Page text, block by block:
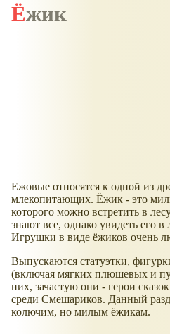
Ёжик
Ежовые относятся к одной из
млекопитающих. Ёжик - это
которого можно встретить в
знают все, однако увидеть его в
Игрушки в виде ёжиков очень
Выпускаются статуэтки,
(включая мягких плюшевых и
них, зачастую они - герои
среди Смешариков. Данный
колючим, но милым ёжикам.